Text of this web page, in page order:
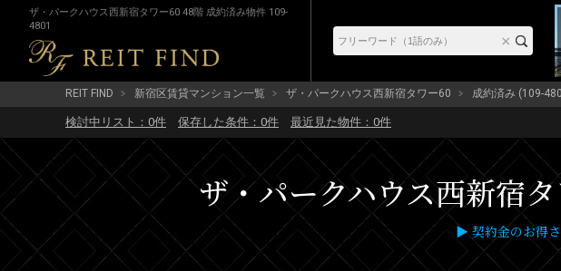
ザ・パークハウス西新宿タワー60 48階 成約済み物件 109-
4801
REIT FIND 新宿区賃貸マンション一覧 ザ・パークハウス西新宿タワー60 成約済み (109-
検討中リスト： 0件 保存した条件： 0件 最近見た物件： 0件
ザ・パークハウス西新宿
▶ 契約金のお得